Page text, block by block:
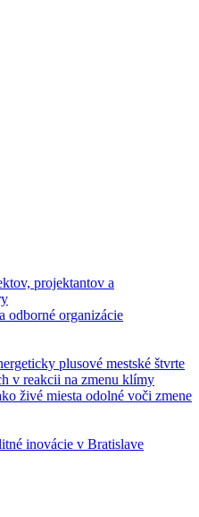
projektantov a
odborné organizácie
plusové mestské štvrte
v reakcii na zmenu klímy
živé miesta odolné voči zmene
inovácie v Bratislave